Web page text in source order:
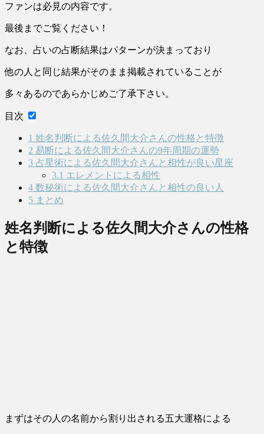
ファンは必見の内容です。
最後までご覧ください！
なお、占いの占断結果はパターンが決まっており
他の人と同じ結果がそのまま掲載されていることが
多々あるのであらかじめご了承下さい。
目次
1 姓名判断による佐久間大介さんの性格と特徴
2 易断による佐久間大介さんの9年周期の運勢
3 占星術による佐久間大介さんと相性が良い星座
3.1 エレメントによる相性
4 数秘術による佐久間大介さんと相性の良い人
5 まとめ
姓名判断による佐久間大介さんの性格
と特徴
まずはその人の名前から割り出される五大運格による